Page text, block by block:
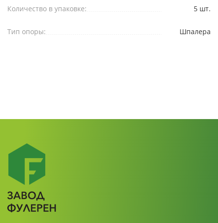
Количество в упаковке: 5 шт.
Тип опоры: Шпалера